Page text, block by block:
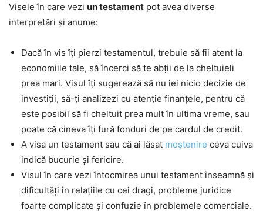
Visele în care vezi un testament pot avea diverse
interpretări și anume:
Dacă în vis îți pierzi testamentul, trebuie să fii atent la
economiile tale, să încerci să te abții de la cheltuieli
prea mari. Visul îți sugerează să nu iei nicio decizie de
investiții, să-ți analizezi cu atenție finanțele, pentru că
este posibil să fi cheltuit prea mult în ultima vreme, sau
poate că cineva îți fură fonduri de pe cardul de credit.
A visa un testament sau că ai lăsat moștenire ceva cuiva
indică bucurie și fericire.
Visul în care vezi întocmirea unui testament înseamnă și
dificultăți în relațiile cu cei dragi, probleme juridice
foarte complicate și confuzie în problemele comerciale.